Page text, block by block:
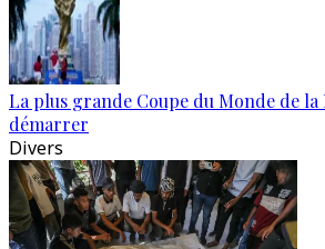
La plus grande Coupe du Monde de la
démarrer
Divers